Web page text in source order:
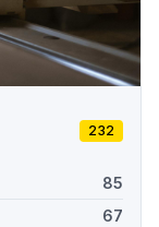
232
85
67